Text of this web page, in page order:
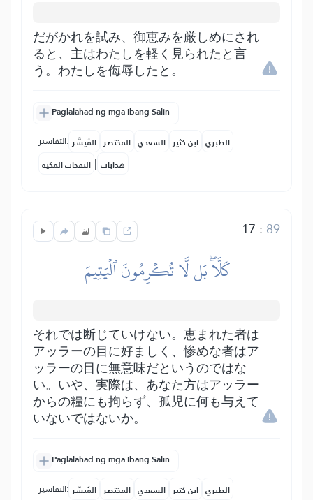
だがかれを試み、御恵みを厳しめにされ
ると、主はわたしを軽く見られたと言
う。わたしを侮辱したと。
Paglalahad ng mga Ibang Salin
التفاسير: المُيسَّر المختصر السعدي ابن كثير الطبري
النفحات المكية | هدايات
17 : 89
كَلَّاۖ بَل لَّا تُكۡرِمُونَ ٱلۡيَتِيمَ
それでは断じていけない。恵まれた者は
アッラーの目に好ましく、惨めな者はア
ッラーの目に無意味だというのではな
い。いや、実際は、あなた方はアッラー
からの糧にも拘らず、孤児に何も与えて
いないではないか。
Paglalahad ng mga Ibang Salin
التفاسير: المُيسَّر المختصر السعدي ابن كثير الطبري